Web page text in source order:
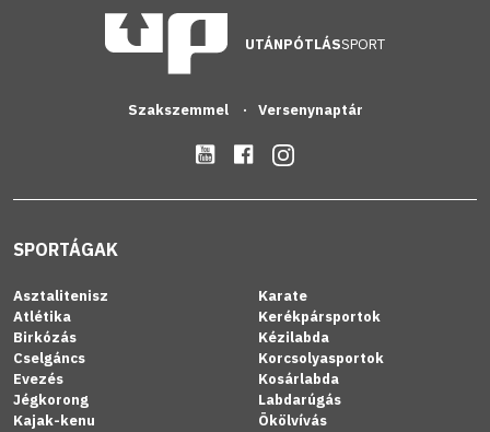
UTÁNPÓTLÁSSPORT
Szakszemmel Versenynaptár
SPORTÁGAK
Asztalitenisz
Atlétika
Birkózás
Cselgáncs
Evezés
Jégkorong
Kajak-kenu
Karate
Kerékpársportok
Kézilabda
Korcsolyasportok
Kosárlabda
Labdarúgás
Ökölvívás